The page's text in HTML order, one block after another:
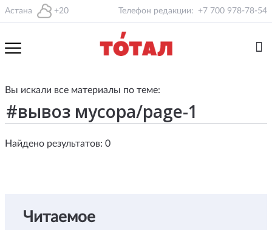
Астана +20 Телефон редакции: +7 700 978-78-54
Вы искали все материалы по теме:
Найдено результатов: 0
Читаемое